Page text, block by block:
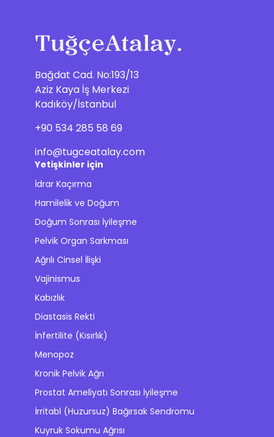
Bağdat Cad. No:193/13
Aziz Kaya İş Merkezi
Kadıköy/İstanbul
+90 534 285 58 69
info@tugceatalay.com
Yetişkinler için
İdrar Kaçırma
Hamilelik ve Doğum
Doğum Sonrası İyileşme
Pelvik Organ Sarkması
Ağrılı Cinsel İlişki
Vajinismus
Kabızlık
Diastasis Rekti
İnfertilite (Kısırlık)
Menopoz
Kronik Pelvik Ağrı
Prostat Ameliyatı Sonrası İyileşme
İrritabl (Huzursuz) Bağırsak Sendromu
Kuyruk Sokumu Ağrısı